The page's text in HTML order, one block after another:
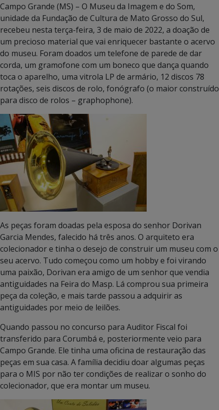
Campo Grande (MS) – O Museu da Imagem e do Som,
unidade da Fundação de Cultura de Mato Grosso do Sul,
recebeu nesta terça-feira, 3 de maio de 2022, a doação de
um precioso material que vai enriquecer bastante o acervo
do museu. Foram doados um telefone de parede de dar
corda, um gramofone com um boneco que dança quando
toca o aparelho, uma vitrola LP de armário, 12 discos 78
rotações, seis discos de rolo, fonógrafo (o maior construído
para disco de rolos – graphophone).
As peças foram doadas pela esposa do senhor Dorivan
Garcia Mendes, falecido há três anos. O arquiteto era
colecionador e tinha o desejo de construir um museu com o
seu acervo. Tudo começou como um hobby e foi virando
uma paixão, Dorivan era amigo de um senhor que vendia
antiguidades na Feira do Masp. Lá comprou sua primeira
peça da coleção, e mais tarde passou a adquirir as
antiguidades por meio de leilões.
Quando passou no concurso para Auditor Fiscal foi
transferido para Corumbá e, posteriormente veio para
Campo Grande. Ele tinha uma oficina de restauração das
peças em sua casa. A família decidiu doar algumas peças
para o MIS por não ter condições de realizar o sonho do
colecionador, que era montar um museu.